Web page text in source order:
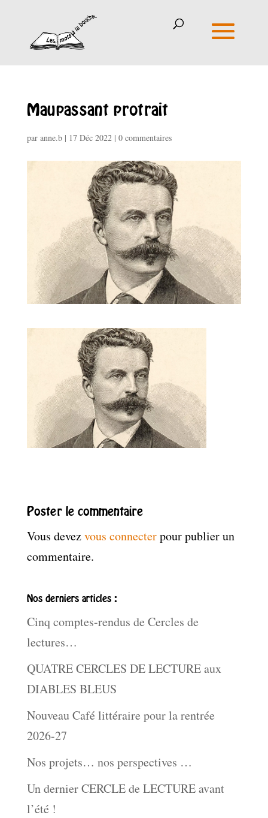
Maupassant protrait
par anne.b| 17 Déc 2022| 0 commentaires
Poster le commentaire
Vous devezvous connecterpour publier un
commentaire.
Nos derniers articles :
Cinq comptes-rendus de Cercles de
lectures…
QUATRE CERCLES DE LECTURE aux
DIABLES BLEUS
Nouveau Café littéraire pour la rentrée
2026-27
Nos projets… nos perspectives …
Un dernier CERCLE de LECTURE avant
l’été !